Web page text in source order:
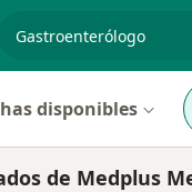
especialidad,
disponibles
de Medplus